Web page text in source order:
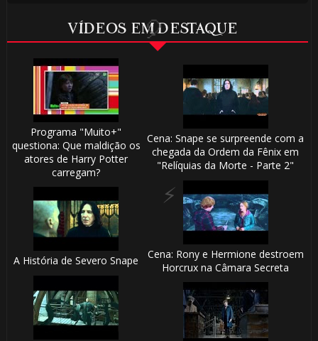
VÍDEOS EM DESTAQUE
Programa "Muito+"
questiona: Que maldição os
atores de Harry Potter
carregam?
Cena: Snape se surpreende com a
chegada da Ordem da Fênix em
"Relíquias da Morte - Parte 2"
A História de Severo Snape
Cena: Rony e Hermione destroem
Horcrux na Câmara Secreta
1️⃣ 8️⃣